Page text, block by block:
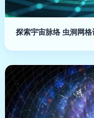
探索宇宙脉络 虫洞网